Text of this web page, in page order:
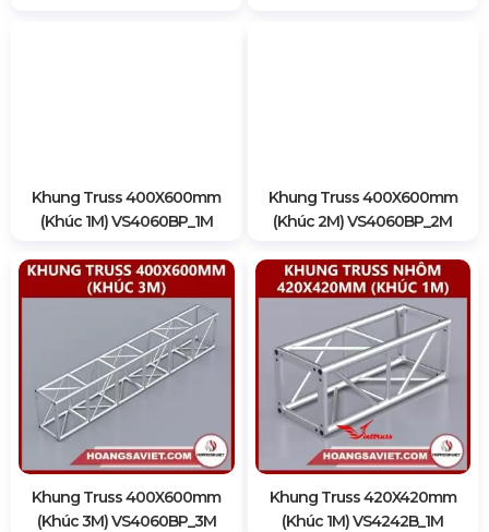
Khung Truss 400X600mm
Khung Truss 400X600mm
Khung Truss 400X600mm
Khung Truss 420X420mm